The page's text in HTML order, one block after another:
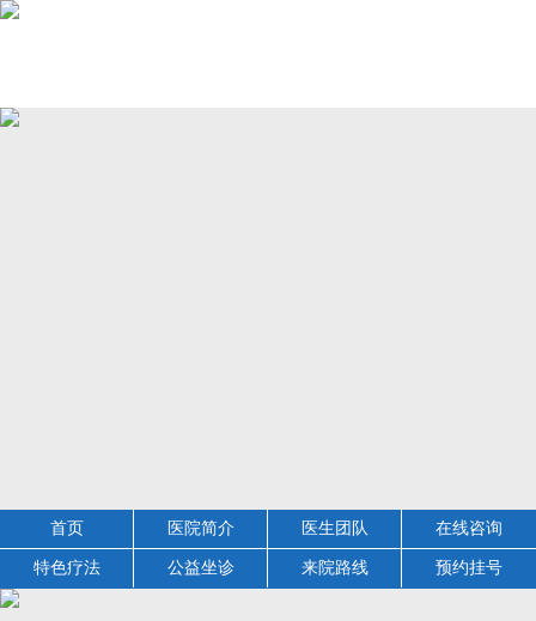
首页 医院简介 医生团队 在线咨询
特色疗法 公益坐诊 来院路线 预约挂号